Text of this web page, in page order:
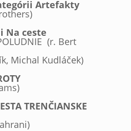
Artefakty
Na ceste
(r. Bert
Michal Kudláček)
TRENČIANSKE